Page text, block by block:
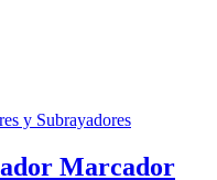
y Subrayadores
Marcador